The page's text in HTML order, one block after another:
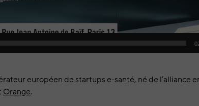
européen de startups e-santé, né de l’alliance
Orange.